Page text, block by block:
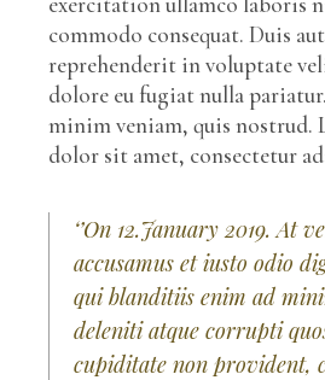
commodo consequat. Duis
reprehenderit in voluptate
dolore eu fugiat nulla
minim veniam, quis nostrud.
dolor sit amet, consectetur
‘’On 12.January 2019. At
accusamus et iusto odio
qui blanditiis enim ad
deleniti atque corrupti
cupiditate non provident,